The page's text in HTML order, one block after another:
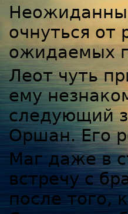
очнуться
ожидаемых
Леот чуть
ему
следующий
Оршан. Его
Маг даже в
встречу с
после того,